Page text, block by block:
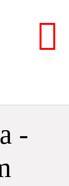
-